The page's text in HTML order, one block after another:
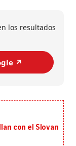
los resultados
↗️
con el Slovan